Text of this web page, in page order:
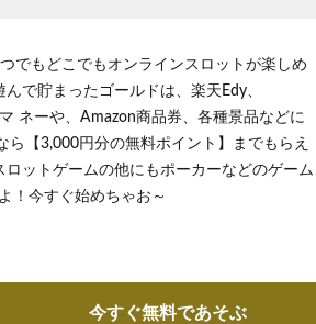
でもどこでもオンラインスロットが楽しめ
で貯まったゴールドは、楽天Edy、
ネーや、Amazon商品券、各種景品などに
【3,000円分の無料ポイント】までもらえ
ットゲームの他にもポーカーなどのゲーム
！今すぐ始めちゃお～
今すぐ無料であそぶ